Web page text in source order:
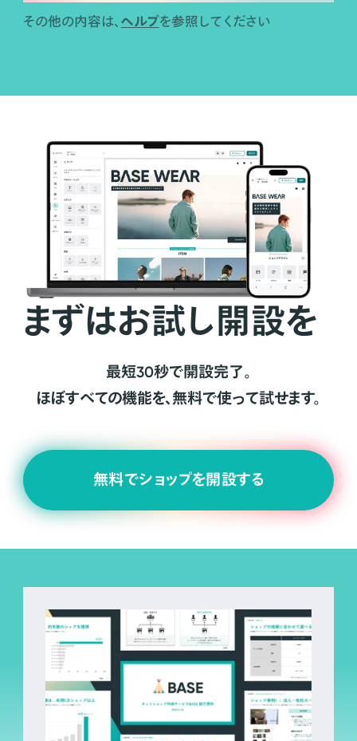
その他の内容は、 ヘルプを参照してください
まずはお試し開設を
最短30秒で開設完了。
ほぼすべての機能を、無料で使って試せます。
無料でショップを開設する